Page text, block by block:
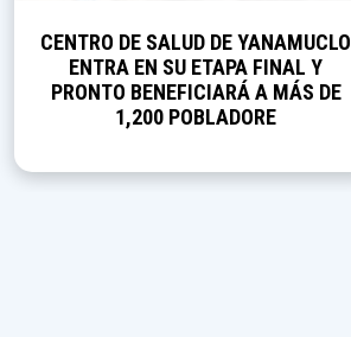
CENTRO DE SALUD DE YANAMUCLO
ENTRA EN SU ETAPA FINAL Y
PRONTO BENEFICIARÁ A MÁS DE
1,200 POBLADORE